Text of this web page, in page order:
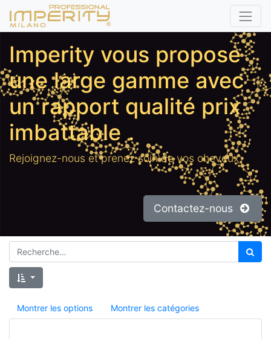
Imperity vous propose
une large gamme avec
un rapport qualité prix
imbattable .
Rejoignez-nous et prenez soin de vos cheveux.
Contactez-nous
Montrer les options Montrer les catégories